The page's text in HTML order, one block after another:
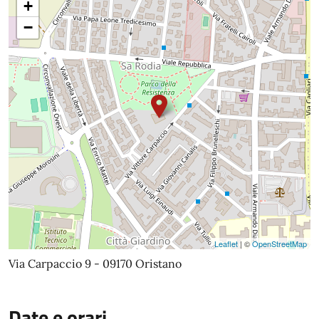
+
−
Leaflet | ©OpenStreetMap
Via Carpaccio 9 - 09170 Oristano